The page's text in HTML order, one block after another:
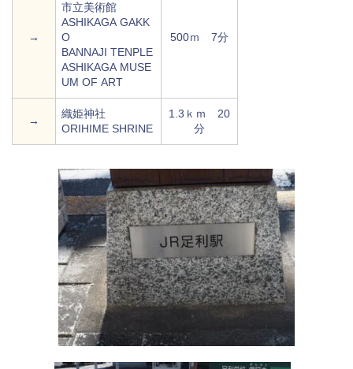
→
市立美術館
ASHIKAGA GAKK
O
BANNAJI TENPLE
ASHIKAGA MUSE
UM OF ART
500ｍ 7分
→
織姫神社
ORIHIME SHRINE
1.3ｋｍ 20
分